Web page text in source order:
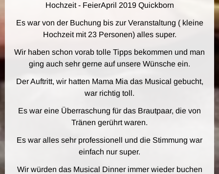
Hochzeit - FeierApril 2019 Quickborn
Es war von der Buchung bis zur Veranstaltung ( kleine
Hochzeit mit 23 Personen) alles super.
Wir haben schon vorab tolle Tipps bekommen und man
ging auch sehr gerne auf unsere Wünsche ein.
Der Auftritt, wir hatten Mama Mia das Musical gebucht,
war richtig toll.
Es war eine Überraschung für das Brautpaar, die von
Tränen gerührt waren.
Es war alles sehr professionell und die Stimmung war
einfach nur super.
Wir würden das Musical Dinner immer wieder buchen